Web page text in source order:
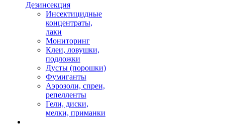
Дезинсекция
Инсектицидные
концентраты,
лаки
Мониторинг
Клеи, ловушки,
подложки
Дусты (порошки)
Фумиганты
Аэрозоли, спреи,
репелленты
Гели, диски,
мелки, приманки